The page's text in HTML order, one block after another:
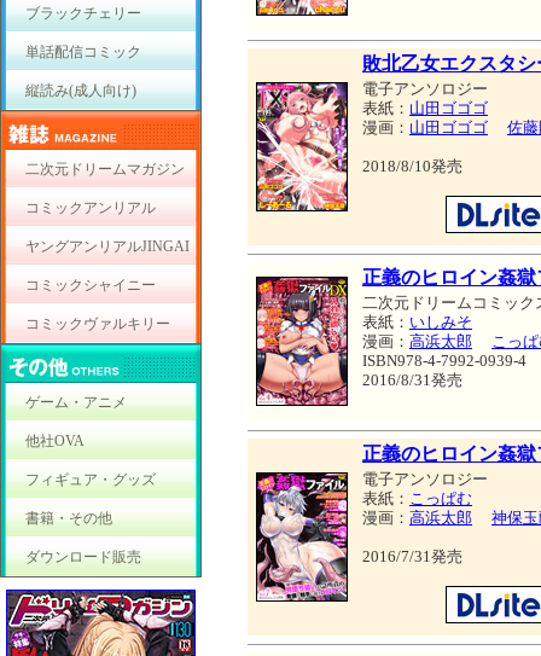
ブラックチェリー
単話配信コミック
縦読み(成人向け)
二次元ドリームマガジン
コミックアンリアル
ヤングアンリアルJINGAI
コミックシャイニー
コミックヴァルキリー
ゲーム・アニメ
他社OVA
フィギュア・グッズ
書籍・その他
ダウンロード販売
敗北乙女エクスタシ
電子アンソロジー
表紙： 山田ゴゴゴ
漫画： 山田ゴゴゴ 佐
2018/8/10発売
正義のヒロイン姦
二次元ドリームコミック
表紙： いしみそ
漫画： 高浜太郎
こっ
ISBN978-4-7992-0939-4
2016/8/31発売
正義のヒロイン姦
電子アンソロジー
表紙： こっぱむ
漫画： 高浜太郎 神保
2016/7/31発売